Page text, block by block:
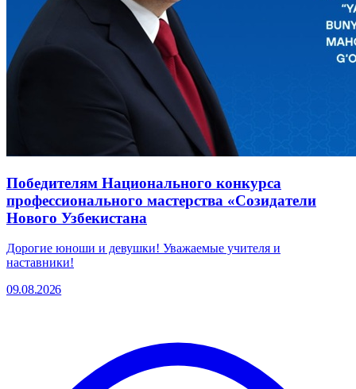
Победителям Национального конкурса
профессионального мастерства «Созидатели
Нового Узбекистана
Дорогие юноши и девушки! Уважаемые учителя и
наставники!
09.08.2026